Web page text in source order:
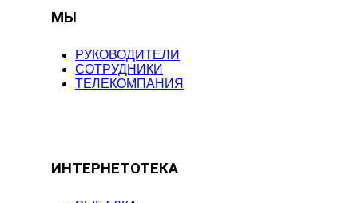
МЫ
РУКОВОДИТЕЛИ
СОТРУДНИКИ
ТЕЛЕКОМПАНИЯ
ИНТЕРНЕТОТЕКА